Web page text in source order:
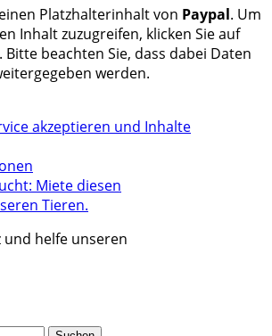
Platzhalterinhalt von Paypal. Um
Inhalt zuzugreifen, klicken Sie auf
beachten Sie, dass dabei Daten
werden.
akzeptieren und Inhalte
und helfe unseren